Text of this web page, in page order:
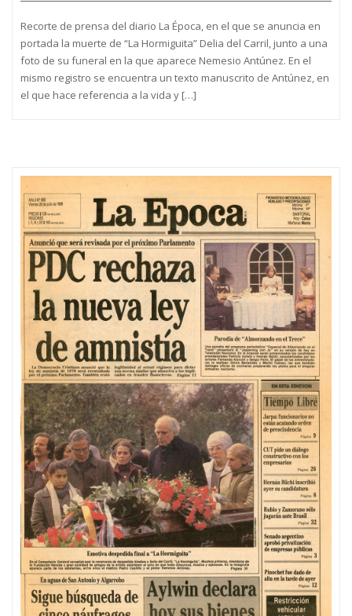
Recorte de prensa del diario La Época, en el que se anuncia en
portada la muerte de “La Hormiguita” Delia del Carril, junto a una
foto de su funeral en la que aparece Nemesio Antúnez. En el
mismo registro se encuentra un texto manuscrito de Antúnez, en
el que hace referencia a la vida y […]